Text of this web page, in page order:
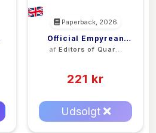
Paperback, 2026
Official Empyrean
Crochet: Legends Of
afEditors of Quarry
221 kr
Udsolgt